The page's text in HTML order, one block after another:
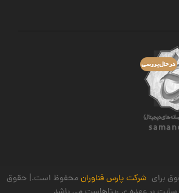
شرکت پارس فناورانمحفوظ است.| حقوق